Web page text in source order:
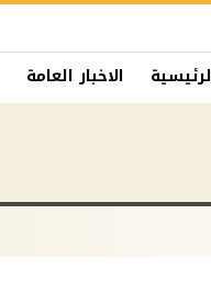
الاخبار العامة